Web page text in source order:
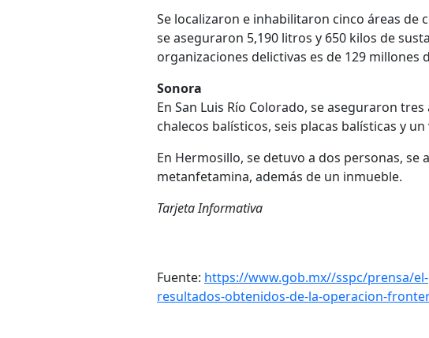
Se localizaron e inhabilitaron cinco áreas
se aseguraron 5,190 litros y 650 kilos de
organizaciones delictivas es de 129 millones
Sonora
En San Luis Río Colorado, se aseguraron
chalecos balísticos, seis placas balísticas y un
En Hermosillo, se detuvo a dos personas,
metanfetamina, además de un inmueble.
Tarjeta Informativa
Fuente: https://www.gob.mx//sspc/prensa/
resultados-obtenidos-de-la-operacion-